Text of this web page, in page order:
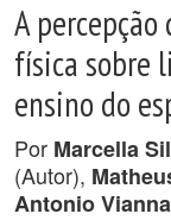
A
física sobre
ensino do
Por Marcella
(Autor),
Antonio Vianna